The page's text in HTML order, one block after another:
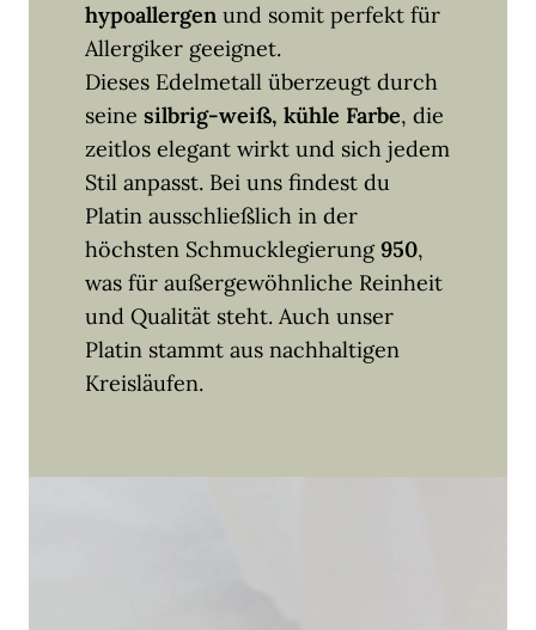
hypoallergen und somit perfekt für
Allergiker geeignet.
Dieses Edelmetall überzeugt durch
seine silbrig-weiß, kühle Farbe, die
zeitlos elegant wirkt und sich jedem
Stil anpasst. Bei uns findest du
Platin ausschließlich in der
höchsten Schmucklegierung950,
was für außergewöhnliche Reinheit
und Qualität steht. Auch unser
Platin stammt aus nachhaltigen
Kreisläufen.